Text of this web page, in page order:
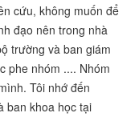
cứu, không muốn để
đạo nên trong nhà
trường và ban giám
phe nhóm .... Nhóm
Tôi nhớ đến
ban khoa học tại